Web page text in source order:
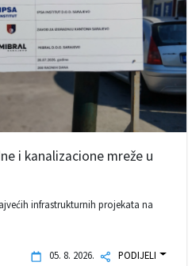
i kanalizacione mreže u
infrastrukturnih projekata na
05. 8. 2026. PODIJELI